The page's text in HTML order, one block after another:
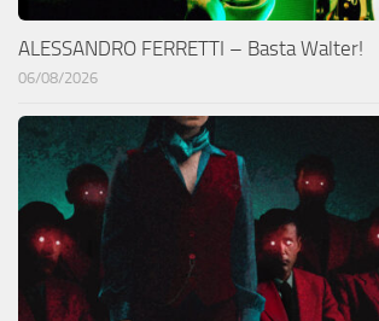
ALESSANDRO FERRETTI – Basta Walter!
06/08/2026